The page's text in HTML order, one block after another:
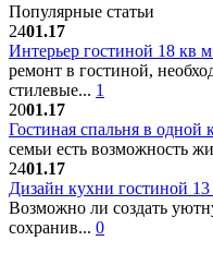
Популярные статьи
2401.17
Интерьер гостиной 18 кв
ремонт в гостиной,
стилевые... 1
2001.17
Гостиная спальня в одной
семьи есть возможность
2401.17
Дизайн кухни гостиной
Возможно ли создать
сохранив... 0